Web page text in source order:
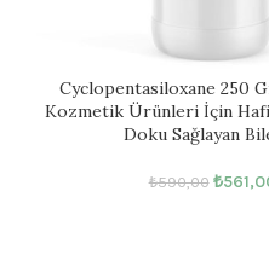
Cyclopentasiloxane 250
Kozmetik Ürünleri İçin
Doku Sağlayan
₺590,00 ₺